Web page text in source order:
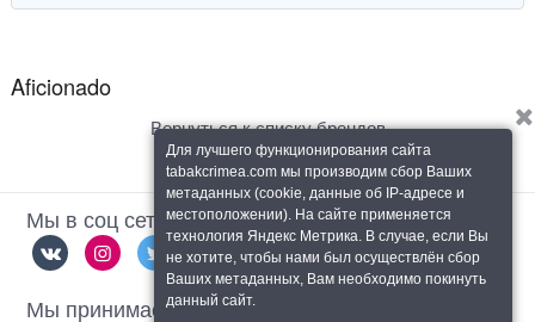
Aficionado
Вернуться к списку брендов
Мы в соц сетях
Мы принимаем
Для лучшего функционирования сайта
tabakcrimea.com мы производим сбор Ваших
метаданных (cookie, данные об IP-адресе и
местоположении). На сайте применяется
технология Яндекс Метрика. В случае, если Вы
не хотите, чтобы нами был осуществлён сбор
Ваших метаданных, Вам необходимо покинуть
данный сайт.